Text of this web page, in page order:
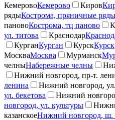
КемеровоКемерово Киров
рядыКострома, пряничные ряды
пановоКострома, тц паново
ул. титова
Краснодар
КурганКурган КурскКурск
МоскваМосква Мурманск
челныНабережные челны
Нижний новгород, пр-т.
ленина
Нижний новгород, ул.
ул. бекетова
Нижний
новгород, ул. культуры
казанскоеНижний новгород, ш.